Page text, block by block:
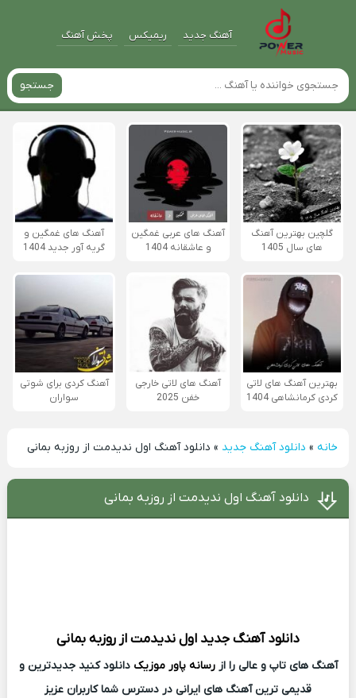
آهنگ جدید ریمیکس پخش آهنگ
جستجو
گلچین بهترین آهنگ
های سال 1405
آهنگ های عربی غمگین
و عاشقانه 1404
آهنگ های غمگین و
گریه آور جدید 1404
بهترین آهنگ های لاتی
کردی کرمانشاهی 1404
آهنگ های لاتی خارجی
خفن 2025
آهنگ کردی برای شوتی
سواران
خانه» دانلود آهنگ جدید » دانلود آهنگ اول ندیدمت از روزبه بمانی
دانلود آهنگ اول ندیدمت از روزبه بمانی
دانلود آهنگ جدید اول ندیدمت ازروزبه بمانی
آهنگ های تاپ و عالی را ازرسانه پاور موزیک دانلود کنید جدیدترین و
قدیمی ترین آهنگ های ایرانی در دسترس شما کاربران عزیز